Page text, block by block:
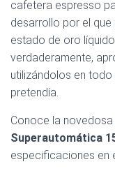
cafetera espresso
desarrollo por el
estado de oro
verdaderamente,
utilizándolos en
pretendía.
Conoce la novedosa
Superautomática
especificaciones en